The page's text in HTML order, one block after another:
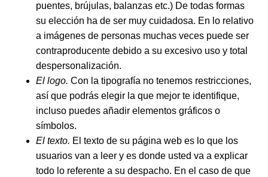
puentes, brújulas, balanzas etc.) De todas formas
su elección ha de ser muy cuidadosa. En lo relativo
a imágenes de personas muchas veces puede ser
contraproducente debido a su excesivo uso y total
despersonalización.
El logo. Con la tipografía no tenemos restricciones,
así que podrás elegir la que mejor te identifique,
incluso puedes añadir elementos gráficos o
símbolos.
El texto. El texto de su página web es lo que los
usuarios van a leer y es donde usted va a explicar
todo lo referente a su despacho. En el caso de que